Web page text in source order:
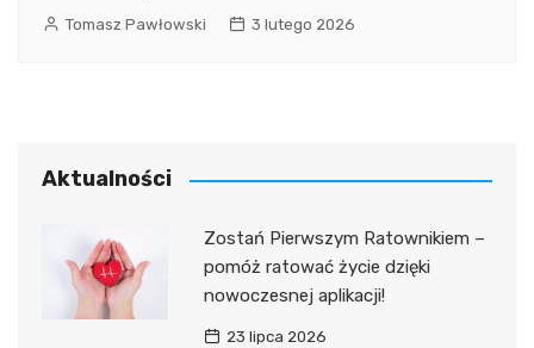
Tomasz Pawłowski 3 lutego 2026
Aktualności
Zostań Pierwszym Ratownikiem –
pomóż ratować życie dzięki
nowoczesnej aplikacji!
23 lipca 2026